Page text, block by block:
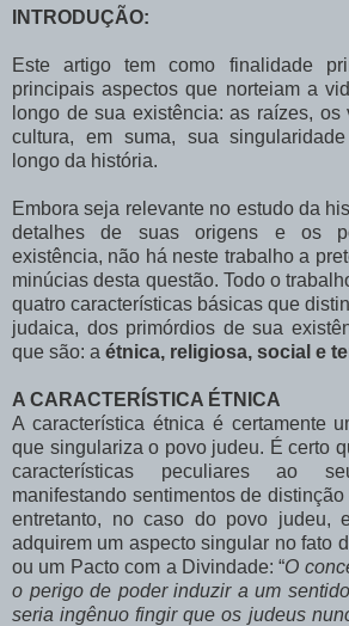
INTRODUÇÃO:
Este artigo tem como finalidade
principais aspectos que norteiam a
longo de sua existência: as raízes,
cultura, em suma, sua
longo da história.
Embora seja relevante no estudo da
detalhes de suas origens e os
existência, não há neste trabalho a
minúcias desta questão. Todo o
quatro características básicas que
judaica, dos primórdios de sua
que são: a étnica, religiosa, social e
A CARACTERÍSTICA ÉTNICA
A característica étnica é certamente
que singulariza o povo judeu. É certo
características peculiares ao
manifestando sentimentos de
entretanto, no caso do povo judeu,
adquirem um aspecto singular no fato
ou um Pacto com a Divindade: “O
o perigo de poder induzir a um
seria ingênuo fingir que os judeus